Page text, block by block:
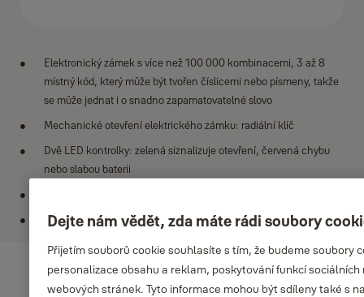
Elektronický zámek s více než 100 000 kombinacemi, 3 až 8
místný kód, který může být tvořen číslicemi nebo písmeny, takže
se může jednat i o snadno zapamatovatelné slovo
Mechanické otevření elektrického zámku: radiální klíč
Dvě LED kontrolky: zelená siznalizuje otevření, červená chybu
nebo slabou baterii
Zamykací mechanizmus: solenoid odolný proti otevření nárazem
Dejte nám vědět, zda máte rádi soubory
Přijetím souborů cookie souhlasíte s tím, že budeme soubory
personalizace obsahu a reklam, poskytování funkcí sociálních
webových stránek. Tyto informace mohou být sdíleny také s